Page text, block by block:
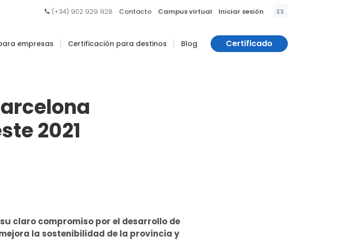
(+34) 902 929 928 Contacto Campus virtual Iniciar sesión ES
empresas | Certificación para destinos | Blog Certificado
2021
claro compromiso por el desarrollo de
la sostenibilidad de la provincia y